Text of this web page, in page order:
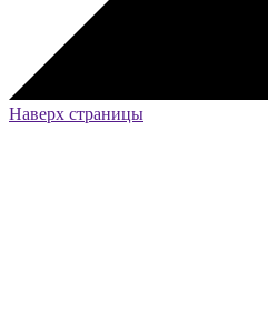
Наверх страницы